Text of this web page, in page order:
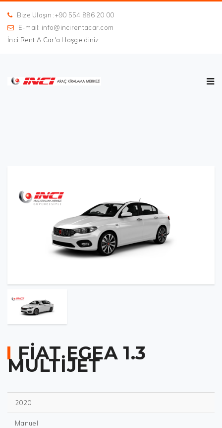
Bize Ulaşın :+90 554 886 20 00
E-mail: info@incirentacar.com
İnci Rent A Car'a Hoşgeldiniz.
FİAT EGEA 1.3
MULTİJET
2020
Manuel